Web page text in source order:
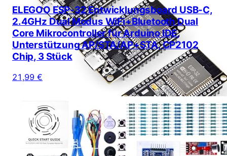
ELEGOO ESP-32 Entwicklungsboard USB-C,
2.4GHz Dual Modus WiFi+Bluetooth Dual
Core Mikrocontroller für Arduino IDE,
Unterstützung AP/STA/AP+STA, CP2102
Chip, 3 Stück
21,99 €